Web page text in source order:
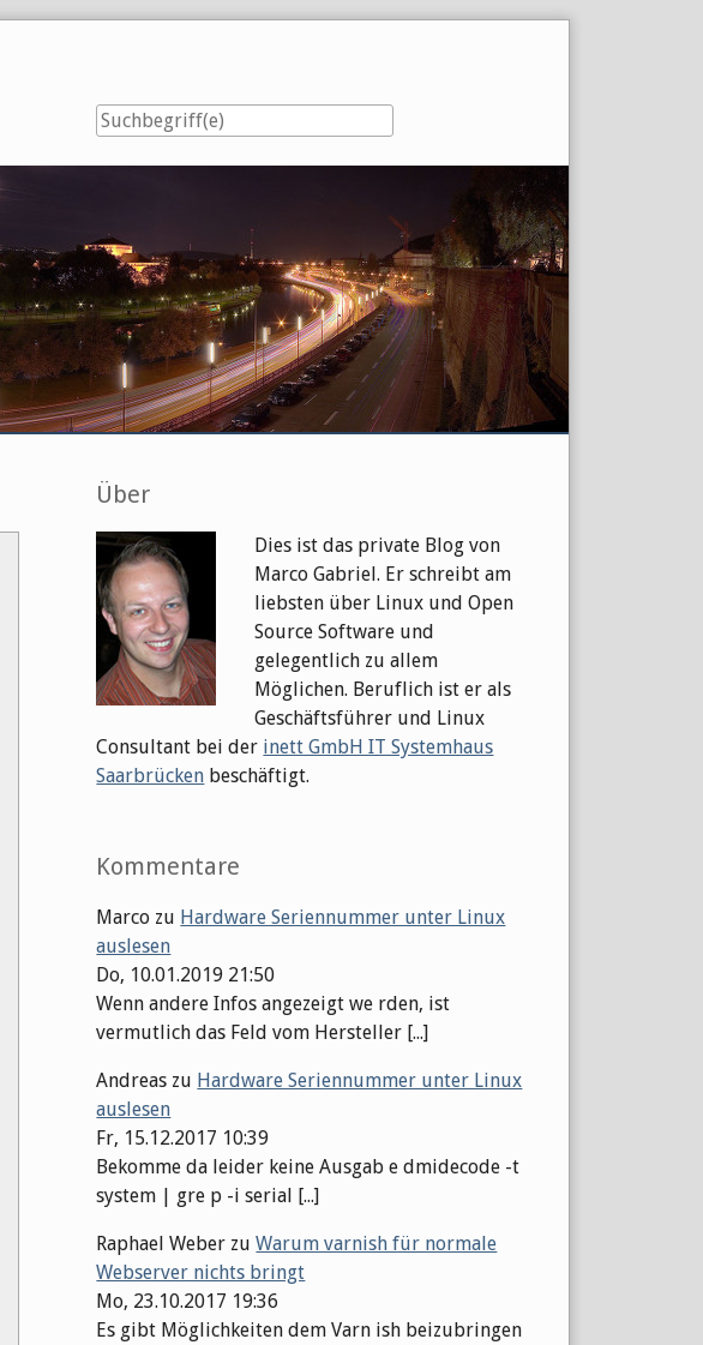
Seitenleiste
Über
Dies ist das private Blog von
Marco Gabriel. Er schreibt am
liebsten über Linux und Open
Source Software und
gelegentlich zu allem
Möglichen. Beruflich ist er als
Geschäftsführer und Linux
Consultant bei der inett GmbH IT Systemhaus
Saarbrücken beschäftigt.
Kommentare
Marco zu Hardware Seriennummer unter Linux
auslesen
Do, 10.01.2019 21:50
Wenn andere Infos angezeigt we rden, ist
vermutlich das Feld vom Hersteller [...]
Andreas zu Hardware Seriennummer unter Linux
auslesen
Fr, 15.12.2017 10:39
Bekomme da leider keine Ausgab e dmidecode -t
system | gre p -i serial [...]
Raphael Weber zuWarum varnish für normale
Webserver nichts bringt
Mo, 23.10.2017 19:36
Es gibt Möglichkeiten dem Varn ish beizubringen